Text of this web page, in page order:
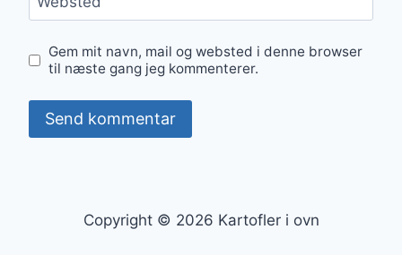
Gem mit navn, mail og websted i denne browser
til næste gang jeg kommenterer.
Copyright © 2026 Kartofler i ovn